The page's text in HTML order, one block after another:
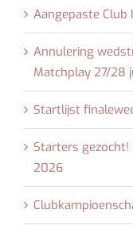
Aangepaste
Annulering
Matchplay 27/28
Startlijst
Starters gezocht!
2026